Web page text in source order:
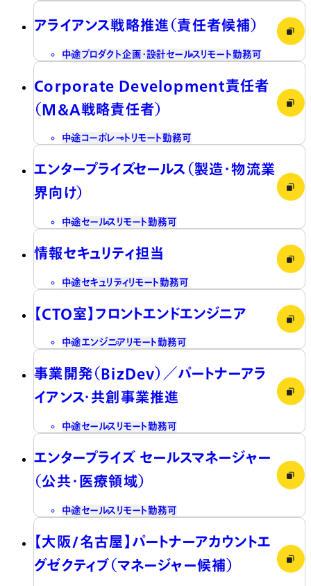
アライアンス戦略推進（責任者候補）
中途プロダクト企画・設計セールス リモート勤務可
Corporate Development責任者
（M&A戦略責任者）
中途コーポレート リモート勤務可
エンタープライズセールス（製造・物流業
界向け）
中途セールス リモート勤務可
情報セキュリティ担当
中途セキュリティリモート勤務可
【CTO室】フロントエンドエンジニア
中途エンジニア リモート勤務可
事業開発（BizDev）／パートナーアラ
イアンス・共創事業推進
中途セールス リモート勤務可
エンタープライズ セールスマネージャー
（公共・医療領域）
中途セールス リモート勤務可
【大阪/名古屋】パートナーアカウントエ
グゼクティブ（マネージャー候補）